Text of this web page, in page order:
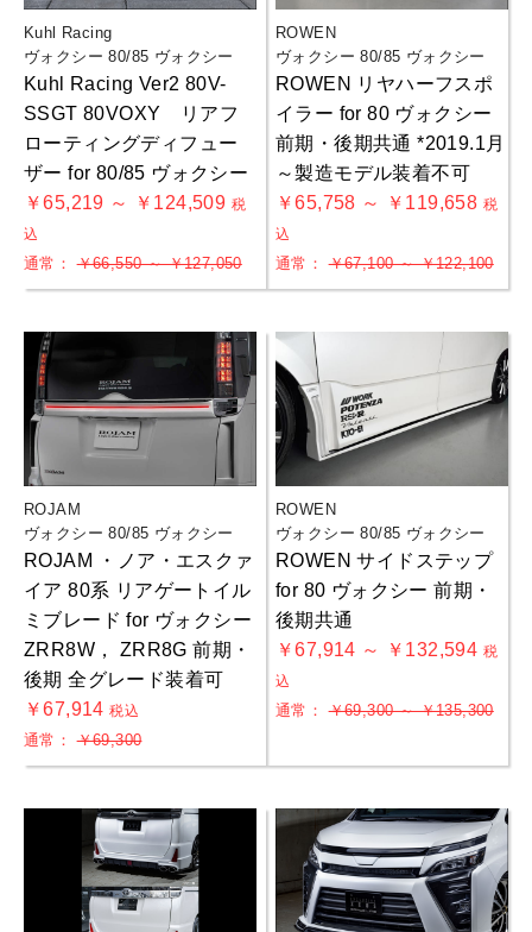
Kuhl Racing
ヴォクシー 80/85 ヴォクシー
Kuhl Racing Ver2 80V-
SSGT 80VOXY リアフ
ローティングディフュー
ザー for 80/85 ヴォクシー
￥65,219 ～ ￥124,509 税
込
通常：￥66,550 ～ ￥127,050
ROWEN
ヴォクシー 80/85 ヴォクシー
ROWEN リヤハーフスポ
イラー for 80 ヴォクシー
前期・後期共通 *2019.1月
～製造モデル装着不可
￥65,758 ～ ￥119,658 税
込
通常：￥67,100 ～ ￥122,100
ROJAM
ヴォクシー 80/85 ヴォクシー
ROJAM ・ノア・エスクァ
イア 80系 リアゲートイル
ミブレード for ヴォクシー
ZRR8W， ZRR8G 前期・
後期 全グレード装着可
￥67,914税込
通常：￥69,300
ROWEN
ヴォクシー 80/85 ヴォクシー
ROWEN サイドステップ
for 80 ヴォクシー 前期・
後期共通
￥67,914 ～ ￥132,594 税
込
通常：￥69,300 ～ ￥135,300